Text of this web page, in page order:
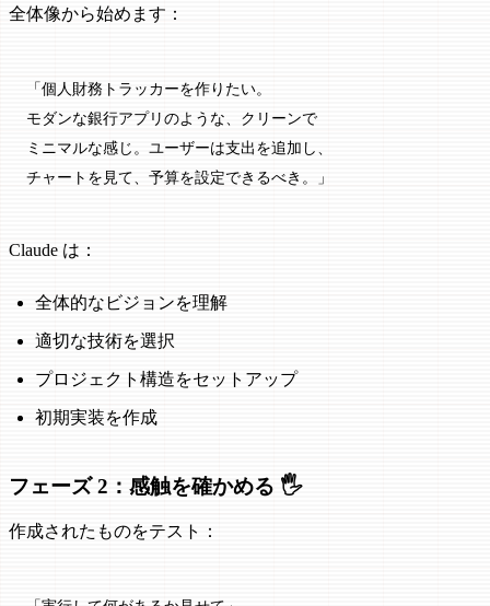
全体像から始めます：
「個人財務トラッカーを作りたい。
モダンな銀行アプリのような、クリーンで
ミニマルな感じ。ユーザーは支出を追加し、
チャートを見て、予算を設定できるべき。」
Claude は：
全体的なビジョンを理解
適切な技術を選択
プロジェクト構造をセットアップ
初期実装を作成
フェーズ 2：感触を確かめる 🖐️
作成されたものをテスト：